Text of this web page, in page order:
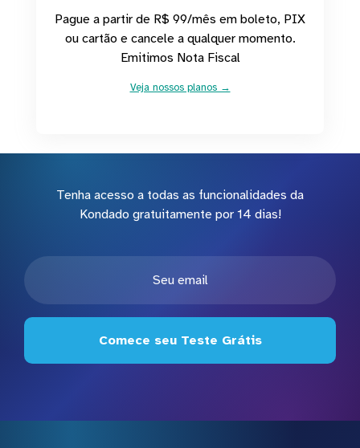
Pague a partir de R$ 99/mês em boleto, PIX
ou cartão e cancele a qualquer momento.
Emitimos Nota Fiscal
Veja nossos planos →
Tenha acesso a todas as funcionalidades da
Kondado gratuitamente por 14 dias!
Comece seu Teste Grátis